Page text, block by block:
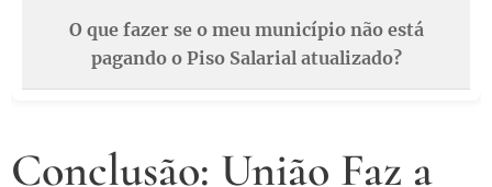
O que fazer se o meu município não está
pagando o Piso Salarial atualizado?
Conclusão: União Faz a